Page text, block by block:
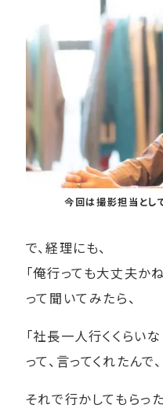
今回は撮影担当とし
で、経理にも、
「俺行っても大丈夫かね
って聞いてみたら、
「社長一人行くくらいな
って、言ってくれたんで、
それで行かしてもらっ